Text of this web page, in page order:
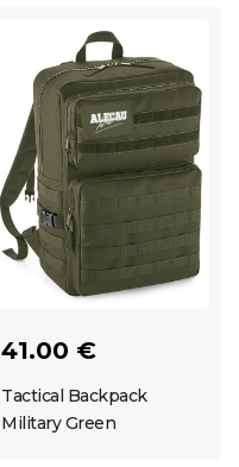
41.00 €
Tactical Backpack
Military Green